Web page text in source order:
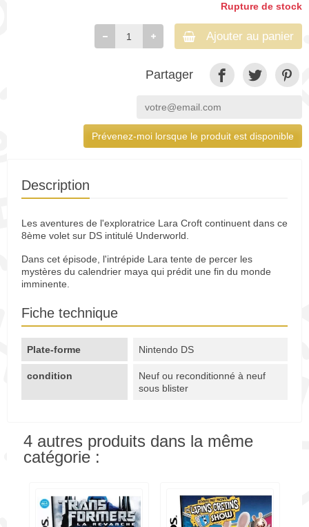
Rupture de stock
Ajouter au panier
Partager
Prévenez-moi lorsque le produit est disponible
Description
Les aventures de l'exploratrice Lara Croft continuent dans ce
8ème volet sur DS intitulé Underworld.
Dans cet épisode, l'intrépide Lara tente de percer les
mystères du calendrier maya qui prédit une fin du monde
imminente.
Fiche technique
Plate-forme Nintendo DS
condition
Neuf ou reconditionné à neuf
sous blister
4 autres produits dans la même
catégorie :